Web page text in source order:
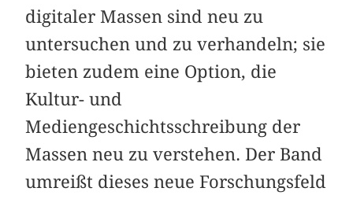
digitaler Massen sind neu zu
untersuchen und zu verhandeln; sie
bieten zudem eine Option, die
Kultur- und
Mediengeschichtsschreibung der
Massen neu zu verstehen. Der Band
umreißt dieses neue Forschungsfeld